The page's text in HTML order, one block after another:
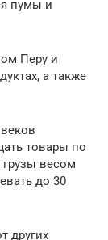
пумы и
Перу и
а также
товары по
весом
до 30
других